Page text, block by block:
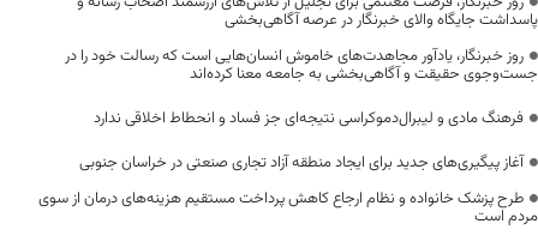
پاسداشت جایگاه والای خبرنگار در عرصه آگاهی‌بخشی
روز خبرنگار، یادآور مجاهدت‌های خاموش انسان‌هایی است که رسالت خود را در
جست‌وجوی حقیقت و آگاهی‌بخشی به جامعه معنا کرده‌اند
فرهنگ مادی و لیبرال‌دموکراسی نتیجه‌ای جز فساد و انحطاط اخلاقی ندارد
آغاز پیگیری‌های جدید برای ایجاد منطقه آزاد تجاری صنعتی در خراسان جنوبی
طرح پزشک خانواده و نظام ارجاع کاهش پرداخت مستقیم هزینه‌های درمان از سوی
مردم است